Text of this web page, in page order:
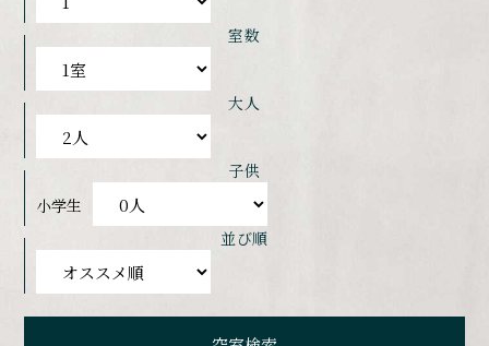
室数
大人
子供
小学生
並び順